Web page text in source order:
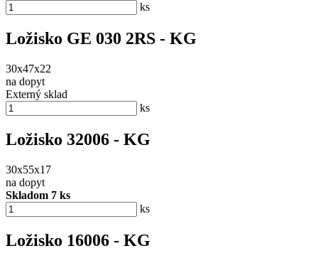
ks
Ložisko GE 030 2RS - KG
30x47x22
na dopyt
Externý sklad
ks
Ložisko 32006 - KG
30x55x17
na dopyt
Skladom 7 ks
ks
Ložisko 16006 - KG